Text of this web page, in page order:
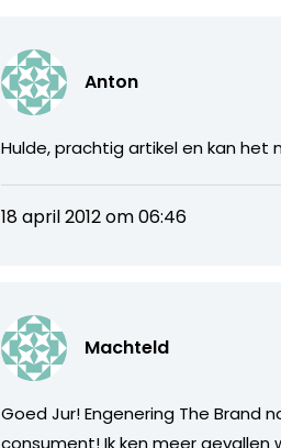
Anton
Hulde, prachtig artikel en kan het
18 april 2012 om 06:46
Machteld
Goed Jur! Engenering The Brand
consument! Ik ken meer gevallen